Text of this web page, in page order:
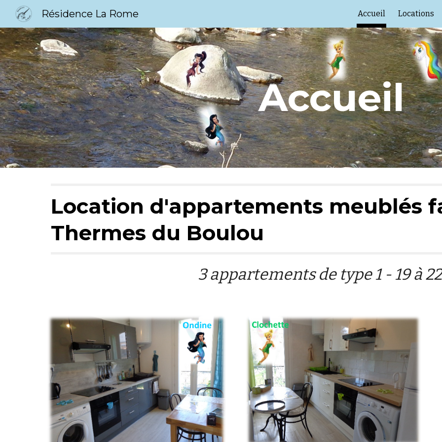
Skip to
Résidence La Rome Accueil Locations
Accueil
Location d'appartements meublés
Thermes du Boulou
3 appartements de type 1 -19à